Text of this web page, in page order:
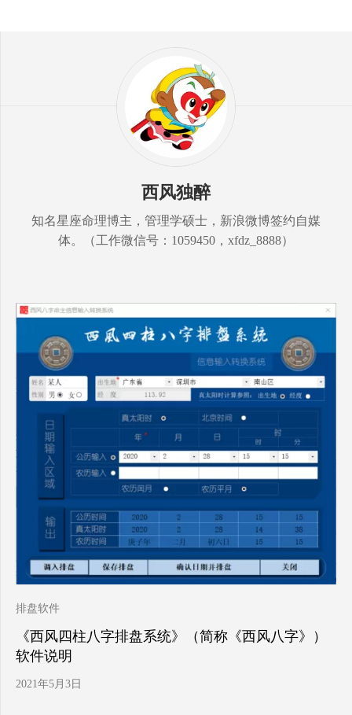
西风独醉
知名星座命理博主，管理学硕士，新浪微博签约自媒
体。（工作微信号：1059450，xfdz_8888）
排盘软件
《西风四柱八字排盘系统》（简称《西风八字》）
软件说明
2021年5月3日